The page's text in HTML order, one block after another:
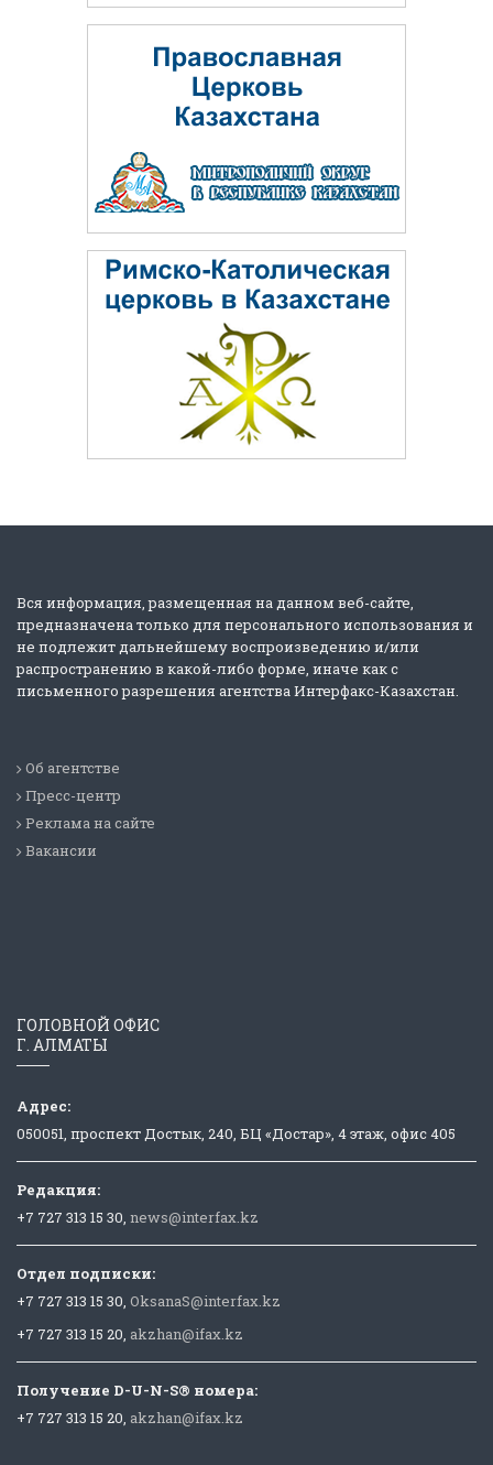
Вся информация, размещенная на данном веб-сайте,
предназначена только для персонального использования и
не подлежит дальнейшему воспроизведению и/или
распространению в какой-либо форме, иначе как с
письменного разрешения агентства Интерфакс-Казахстан.
Об агентстве
Пресс-центр
Реклама на сайте
Вакансии
ГОЛОВНОЙ ОФИС
Г. АЛМАТЫ
Адрес:
050051, проспект Достык, 240, БЦ «Достар», 4 этаж, офис 405
Редакция:
+7 727 313 15 30, news@interfax.kz
Отдел подписки:
+7 727 313 15 30, OksanaS@interfax.kz
+7 727 313 15 20, akzhan@ifax.kz
Получение D-U-N-S® номера:
+7 727 313 15 20, akzhan@ifax.kz